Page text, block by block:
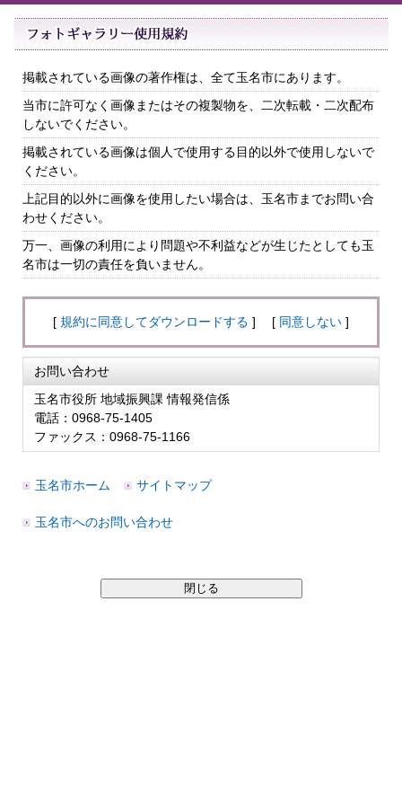
掲載されている画像の著作権は、全て玉名市にあります。
当市に許可なく画像またはその複製物を、二次転載・二次配布
しないでください。
掲載されている画像は個人で使用する目的以外で使用しないで
ください。
上記目的以外に画像を使用したい場合は、玉名市までお問い合
わせください。
万一、画像の利用により問題や不利益などが生じたとしても玉
名市は一切の責任を負いません。
[ 規約に同意してダウンロードする ] [ 同意しない ]
お問い合わせ
玉名市役所 地域振興課 情報発信係
電話：0968-75-1405
ファックス：0968-75-1166
玉名市ホーム サイトマップ
玉名市へのお問い合わせ